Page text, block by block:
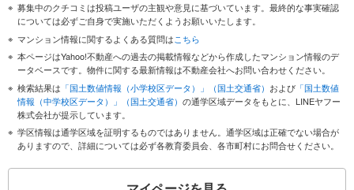
募集中のクチコミは投稿ユーザの主観や意見に基づいています。最終的な事実確認
については必ずご自身で実施いただくようお願いいたします。
マンション情報に関するよくある質問はこちら
本ページはYahoo!不動産への過去の掲載情報などから作成したマンション情報のデ
ータベースです。物件に関する最新情報は不動産会社へお問い合わせください。
検索結果は 「国土数値情報（小学校区データ）」（国土交通省） および 「国土数値
情報（中学校区データ）」（国土交通省） の通学区域データをもとに、LINEヤフー
株式会社が提示しています。
学区情報は通学区域を証明するものではありません。通学区域は正確でない場合が
ありますので、詳細については必ず各教育委員会、各市町村にお問合せください。